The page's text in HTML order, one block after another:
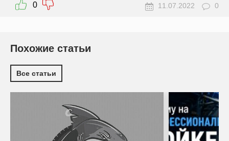
0 11.07.2022 0
Похожие статьи
Все статьи